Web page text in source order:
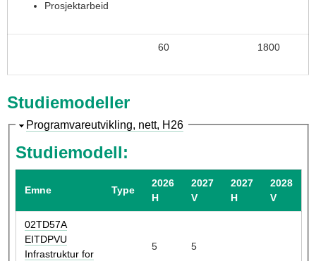
Prosjektarbeid
60 1800
Studiemodeller
S
j
l
Programvareutvikling, nett, H26
Studiemodell:
Emne Type
2026
H
2027
V
2027
H
2028
V
02TD57A
EITDPVU
Infrastruktur for
5 5